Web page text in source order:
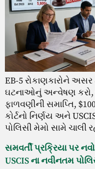
EB-5 રોકાણકારોને
ઘટનાઓનું અન્વેષણ કરો,
ફાળવણીની સમાપ્તિ,
કોર્ટનો નિર્ણય અને
પોલિસી મેમો સામે ચાલી
સમવર્તી પ્રક્રિયા પર
USCIS ના નવીનતમ